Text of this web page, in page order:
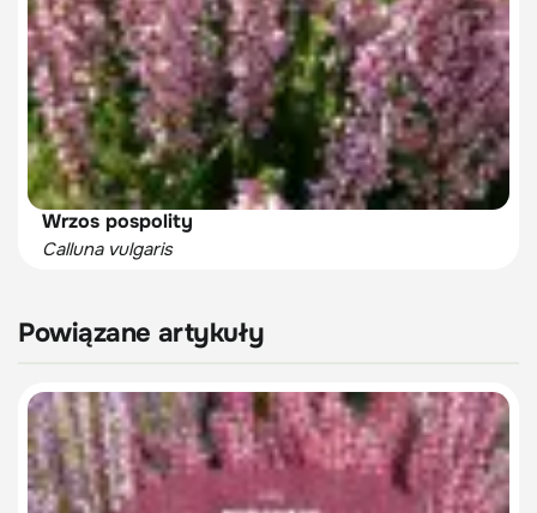
Wrzos pospolity
Calluna vulgaris
Powiązane artykuły